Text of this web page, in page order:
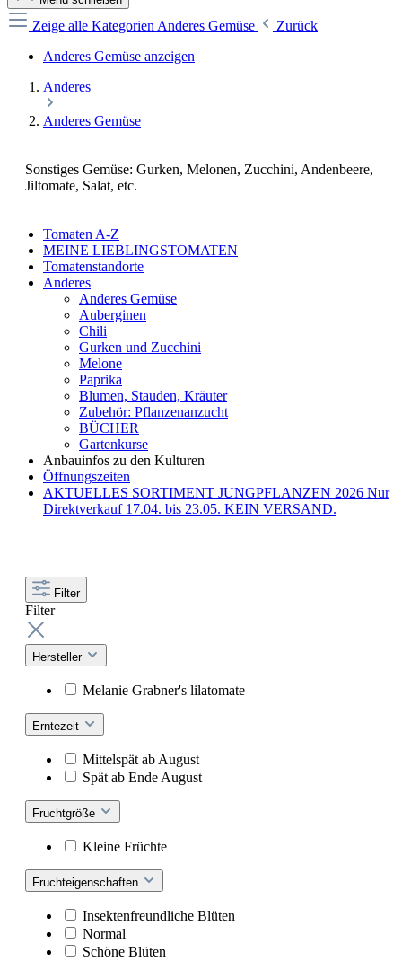
Zeige alle Kategorien Anderes Gemüse
Zurück
Anderes Gemüse anzeigen
Anderes
Anderes Gemüse
Sonstiges Gemüse: Gurken, Melonen, Zucchini, Andenbeere,
Jiltomate, Salat, etc.
Tomaten A-Z
MEINE LIEBLINGSTOMATEN
Tomatenstandorte
Anderes
Anderes Gemüse
Auberginen
Chili
Gurken und Zucchini
Melone
Paprika
Blumen, Stauden, Kräuter
Zubehör: Pflanzenanzucht
BÜCHER
Gartenkurse
Anbauinfos zu den Kulturen
Öffnungszeiten
AKTUELLES SORTIMENT JUNGPFLANZEN 2026 Nur
Direktverkauf 17.04. bis 23.05. KEIN VERSAND.
Filter
Filter
Hersteller
Melanie Grabner's lilatomate
Erntezeit
Mittelspät ab August
Spät ab Ende August
Fruchtgröße
Kleine Früchte
Fruchteigenschaften
Insektenfreundliche Blüten
Normal
Schöne Blüten